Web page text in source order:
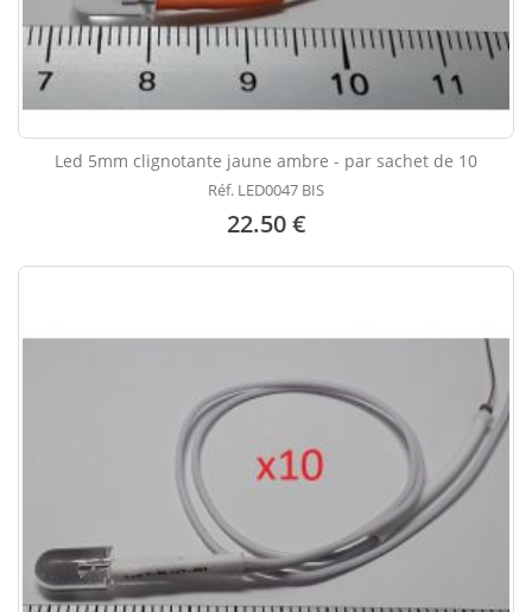
Led 5mm clignotante jaune ambre - par sachet de 10
Réf. LED0047 BIS
22.50 €